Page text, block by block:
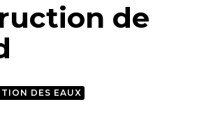
de
DES EAUX